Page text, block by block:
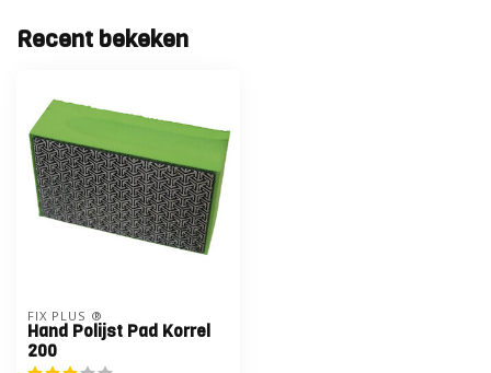
Recent bekeken
FIX PLUS ®
Hand Polijst Pad Korrel
200